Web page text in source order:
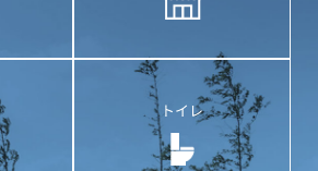
トイレ